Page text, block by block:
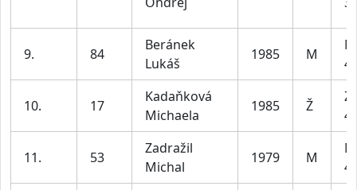
9. 84
Beránek
Lukáš
1985 M
10. 17
Kadaňková
Michaela
1985 Ž
11. 53
Zadražil
Michal
1979 M